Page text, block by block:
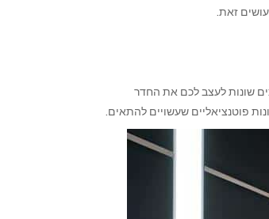
זאת.
שונות לעצב לכם את החדר
פוטנציאליים שעשויים להתאים.